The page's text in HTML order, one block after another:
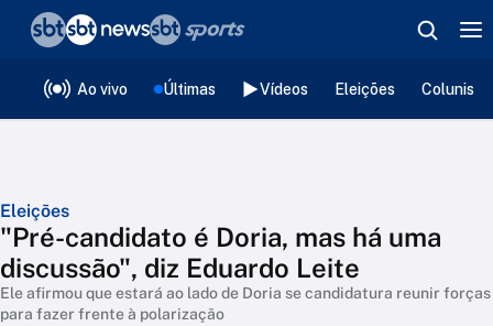
Ao vivo Últimas Vídeos Eleições
Eleições
"Pré-candidato é Doria, mas há uma
discussão", diz Eduardo Leite
Ele afirmou que estará ao lado de Doria se candidatura reunir forças
para fazer frente à polarização
❮voltar
Editorias